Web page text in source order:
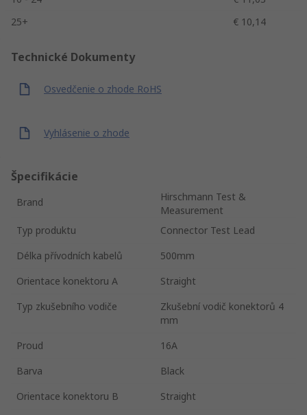
25+
€ 10,14
Technické Dokumenty
Osvedčenie o zhode RoHS
Vyhlásenie o zhode
Špecifikácie
Brand
Hirschmann Test &
Measurement
Typ produktu
Connector Test Lead
Délka přívodních kabelů
500mm
Orientace konektoru A
Straight
Typ zkušebního vodiče
Zkušební vodič konektorů 4
mm
Proud
16A
Barva
Black
Orientace konektoru B
Straight